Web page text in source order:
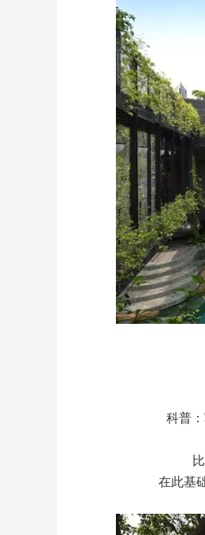
科普
在此基